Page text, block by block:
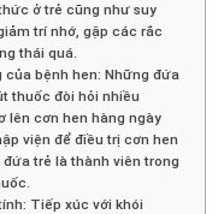
ở trẻ cũng như suy
trí nhớ, gặp các rắc
thái quá.
bệnh hen: Những đứa
thuốc đòi hỏi nhiều
lên cơn hen hàng ngày
viện để điều trị cơn hen
trẻ là thành viên trong
Tiếp xúc với khói